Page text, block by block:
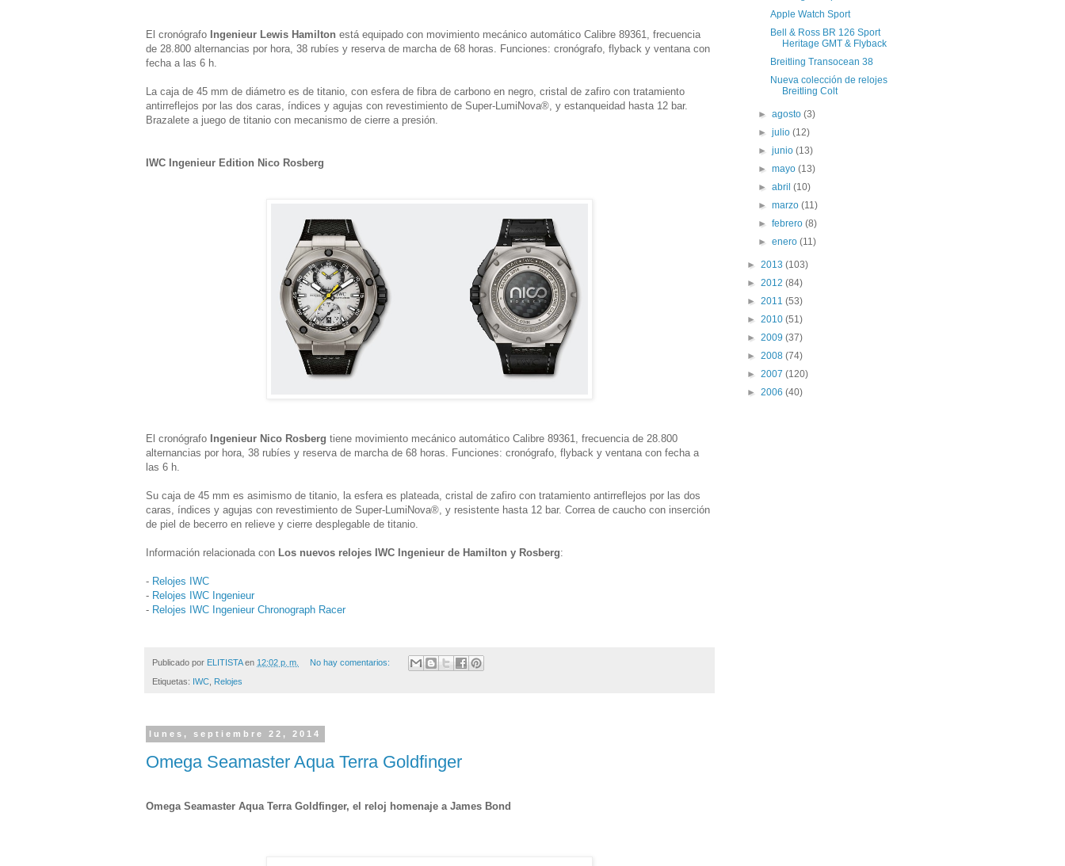
El cronógrafo Ingenieur Lewis Hamilton está equipado con movimiento mecánico automático Calibre 89361, frecuencia
de 28.800 alternancias por hora, 38 rubíes y reserva de marcha de 68 horas. Funciones: cronógrafo, flyback y ventana con
fecha a las 6 h.
La caja de 45 mm de diámetro es de titanio, con esfera de fibra de carbono en negro, cristal de zafiro con tratamiento
antirreflejos por las dos caras, índices y agujas con revestimiento de Super-LumiNova®, y estanqueidad hasta 12 bar.
Brazalete a juego de titanio con mecanismo de cierre a presión.
IWC Ingenieur Edition Nico Rosberg
El cronógrafo Ingenieur Nico Rosberg tiene movimiento mecánico automático Calibre 89361, frecuencia de 28.800
alternancias por hora, 38 rubíes y reserva de marcha de 68 horas. Funciones: cronógrafo, flyback y ventana con fecha a
las 6 h.
Su caja de 45 mm es asimismo de titanio, la esfera es plateada, cristal de zafiro con tratamiento antirreflejos por las dos
caras, índices y agujas con revestimiento de Super-LumiNova®, y resistente hasta 12 bar. Correa de caucho con inserción
de piel de becerro en relieve y cierre desplegable de titanio.
Información relacionada con Los nuevos relojes IWC Ingenieur de Hamilton y Rosberg:
- Relojes IWC
- Relojes IWC Ingenieur
- Relojes IWC Ingenieur Chronograph Racer
Publicado por ELITISTA en 12:02 p. m. No hay comentarios:
Etiquetas: IWC Relojes
lunes, septiembre 22, 2014
Omega Seamaster Aqua Terra Goldfinger
Omega Seamaster Aqua Terra Goldfinger, el reloj homenaje a James Bond
Apple Watch Sport
Bell & Ross BR 126 Sport
Heritage GMT & Flyback
Breitling Transocean 38
Nueva colección de relojes
Breitling Colt
►agosto(3)
►julio(12)
►junio(13)
►mayo(13)
►abril(10)
►marzo(11)
►febrero(8)
►enero(11)
► 2013 (103)
► 2012 (84)
► 2011 (53)
► 2010 (51)
► 2009 (37)
► 2008 (74)
► 2007 (120)
► 2006 (40)